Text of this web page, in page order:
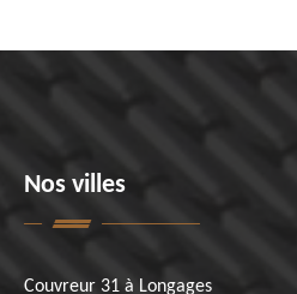
Nos villes
Couvreur 31 à Longages